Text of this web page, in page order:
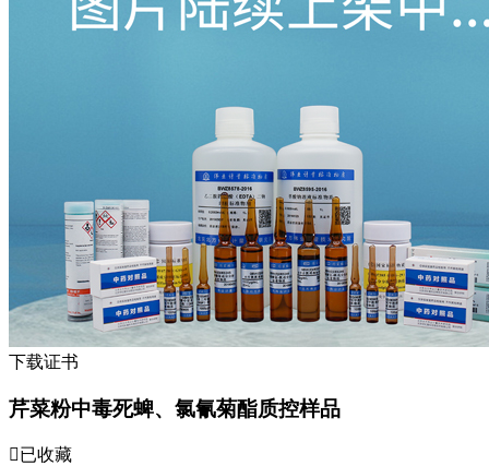
下载证书
芹菜粉中毒死蜱、氯氰菊酯质控样品
已收藏